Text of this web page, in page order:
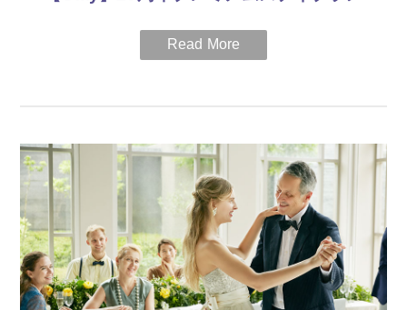
内容
製作にトータル約7時間かけたふわふわ自家製バンズ。お肉に
ビーフ100％使用した直径約30cmものパティは、フライパンで
焼き色をつけ、オーブンでじっくりとローストし1時間かけて
焼き上げます。たっぷりのBBQソースと、さらにパイナップル
をトッピングしフルーティな酸味で最後まで皆様で美味しくお
召し上がりいただける様に仕上げました。
一般的なハンバーガーを150gとすると、およそ40個分のビッグ
バーガーとなります。
高層階から美しいベイエリアのパノラミックな眺めをお愉しみ
いただけるディプロマットスイートルーム（120㎡）をご用意
ュアリータイム
15階トリートメントサロン「Breeze」での120分のエステトリ
ートメントマッサージで心地よいビューティータイム
鉄板焼「彩」、もしくはルームサービスで旬の食材をご満喫で
きるディナータイム
お部屋からの美しい夜景を愉しみながらのリラックスタイム